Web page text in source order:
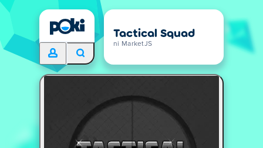
Tactical Squad
ni MarketJS